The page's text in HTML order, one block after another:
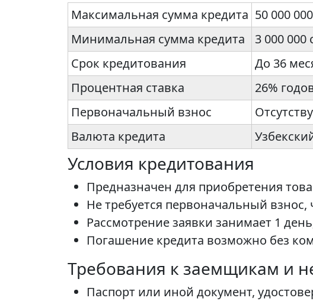
Максимальная сумма кредита 50 000
Минимальная сумма кредита
3 000 000
Срок кредитования
До 36
Процентная ставка
26%
Первоначальный взнос
Валюта кредита
Условия кредитования
Предназначен для приобретения
Не требуется первоначальный
Рассмотрение заявки занимает 1
Погашение кредита возможно без
Требования к заемщикам и
Паспорт или иной документ,